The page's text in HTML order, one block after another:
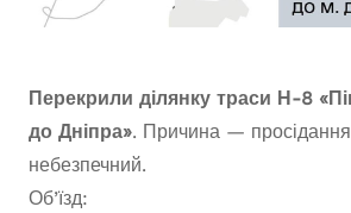
Перекрили ділянку траси Н-8
до Дніпра». Причина — просідання
небезпечний.
Об’їзд: